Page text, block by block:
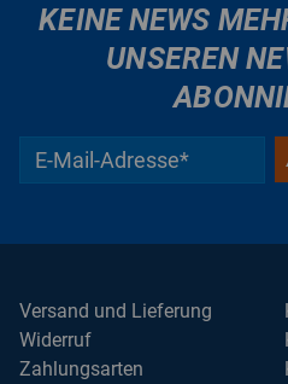
KEINE NEWS
UNSEREN
Versand und Lieferung
Widerruf
Zahlungsarten